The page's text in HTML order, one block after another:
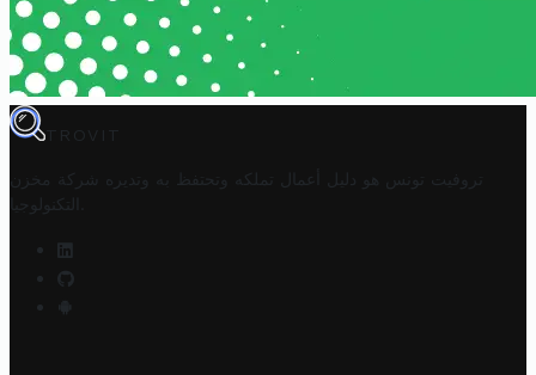
TROVIT
تروفيت تونس هو دليل أعمال تملكه وتحتفظ به وتديره
شركة مخزن
التكنولوجيا